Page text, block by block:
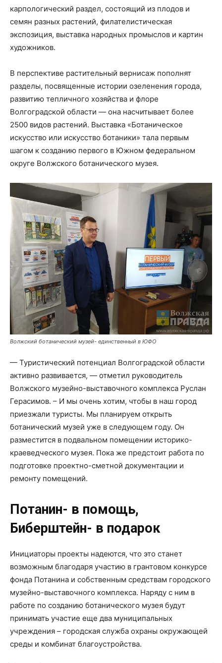
карпологический раздел, состоящий из плодов и
семян разных растений, филателистическая
экспозиция, выставка народных промыслов и картин
художников.
В перспективе растительный вернисаж пополнят
разделы, посвященные истории озеленения города,
развитию тепличного хозяйства и флоре
Волгоградской области — она насчитывает более
2500 видов растений. Выставка «Ботаническое
искусство или искусство ботаники» тала первым
шагом к созданию первого в Южном федеральном
округе Волжского ботанического музея.
Волжский ботанический музей- единственный в ЮФО
— Туристический потенциал Волгоградской области
активно развивается, — отметил руководитель
Волжского музейно-выставочного комплекса Руслан
Герасимов. – И мы очень хотим, чтобы в наш город
приезжали туристы. Мы планируем открыть
ботанический музей уже в следующем году. Он
разместится в подвальном помещении историко-
краеведческого музея. Пока же предстоит работа по
подготовке проектно-сметной документации и
ремонту помещений.
Потанин- в помощь,
Биберштейн- в подарок
Инициаторы проекты надеются, что это станет
возможным благодаря участию в грантовом конкурсе
фонда Потанина и собственным средствам городского
музейно-выставочного комплекса. Наряду с ним в
работе по созданию ботанического музея будут
принимать участие еще два муниципальных
учреждения – городская служба охраны окружающей
среды и комбинат благоустройства.